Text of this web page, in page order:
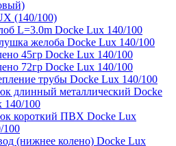
(140/100)
L=3.0m Docke Lux 140/100
желоба Docke Lux 140/100
45гр Docke Lux 140/100
72гр Docke Lux 140/100
трубы Docke Lux 140/100
длинный металлический Docke
140/100
короткий ПВХ Docke Lux
100
(нижнее колено) Docke Lux